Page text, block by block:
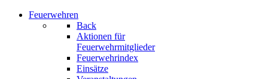
Feuerwehren
Back
Aktionen für
Feuerwehrmitglieder
Feuerwehrindex
Einsätze